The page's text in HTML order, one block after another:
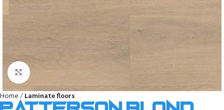
Home Laminate floors
Click to enlarge